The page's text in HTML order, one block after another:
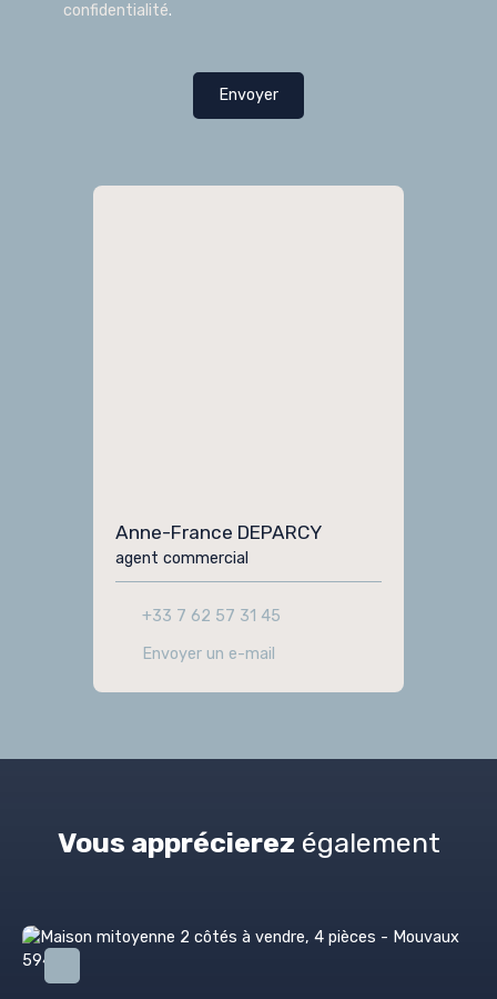
confidentialité.
Envoyer
Anne-France DEPARCY
agent commercial
+33 7 62 57 31 45
Envoyer un e-mail
Vous apprécierez également